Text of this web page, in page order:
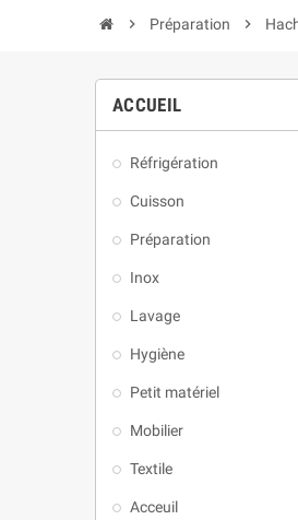
chevron_right Préparation chevron_right
ACCUEIL
Réfrigération
Cuisson
Préparation
Inox
Lavage
Hygiène
Petit matériel
Mobilier
Textile
Acceuil